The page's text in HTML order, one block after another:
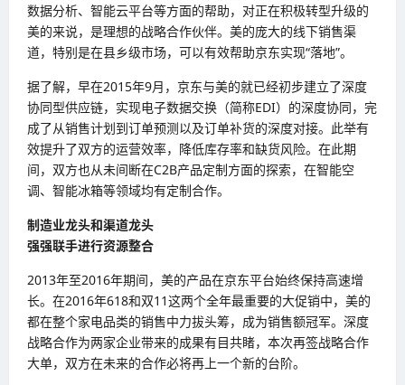
数据分析、智能云平台等方面的帮助，对正在积极转型升级的
美的来说，是理想的战略合作伙伴。美的庞大的线下销售渠
道，特别是在县乡级市场，可以有效帮助京东实现“落地”。
据了解，早在2015年9月，京东与美的就已经初步建立了深度
协同型供应链，实现电子数据交换（简称EDI）的深度协同，完
成了从销售计划到订单预测以及订单补货的深度对接。此举有
效提升了双方的运营效率，降低库存率和缺货风险。在此期
间，双方也从未间断在C2B产品定制方面的探索，在智能空
调、智能冰箱等领域均有定制合作。
制造业龙头和渠道龙头
强强联手进行资源整合
2013年至2016年期间，美的产品在京东平台始终保持高速增
长。在2016年618和双11这两个全年最重要的大促销中，美的
都在整个家电品类的销售中力拔头筹，成为销售额冠军。深度
战略合作为两家企业带来的成果有目共睹，本次再签战略合作
大单，双方在未来的合作必将再上一个新的台阶。